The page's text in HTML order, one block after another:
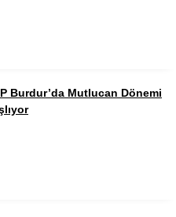
Burdur’da Mutlucan Dönemi